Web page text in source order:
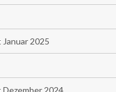
2025
2024